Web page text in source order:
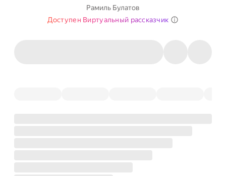
Рамиль Булатов
Доступен Виртуальный рассказчик